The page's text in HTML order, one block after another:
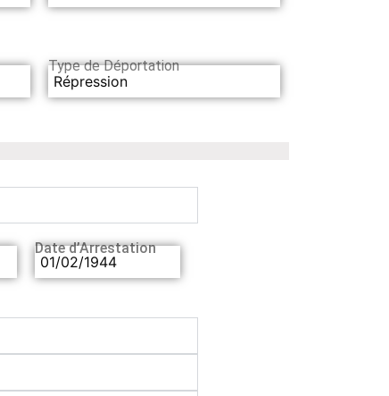
Type de Déportation
Répression
Date d’Arrestation
01/02/1944